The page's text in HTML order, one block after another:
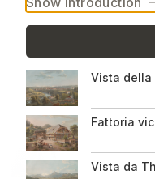
Colophon
Vista della
Fattoria
Vista da